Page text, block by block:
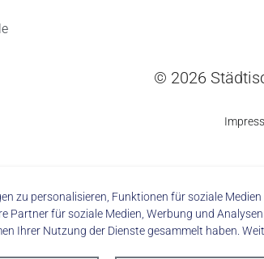
© 2026
made
zu personalisieren, Funktionen für soziale
Partner für soziale Medien, Werbung und
Ihrer Nutzung der Dienste gesammelt haben.